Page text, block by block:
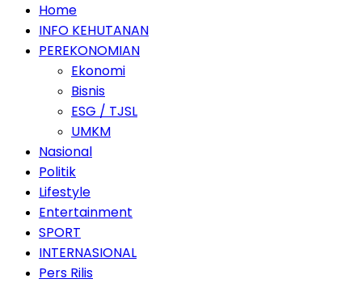
Home
INFO KEHUTANAN
PEREKONOMIAN
Ekonomi
Bisnis
ESG / TJSL
UMKM
Nasional
Politik
Lifestyle
Entertainment
SPORT
INTERNASIONAL
Pers Rilis